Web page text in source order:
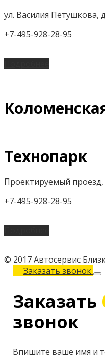
ул. Василия Петушкова,
+7-495-928-28-95
Технопарк
Проектируемый
+7-495-928-28-95
© 2017 Автосервис
Заказать звонок
Заказать
звонок
Впишите ваше имя и